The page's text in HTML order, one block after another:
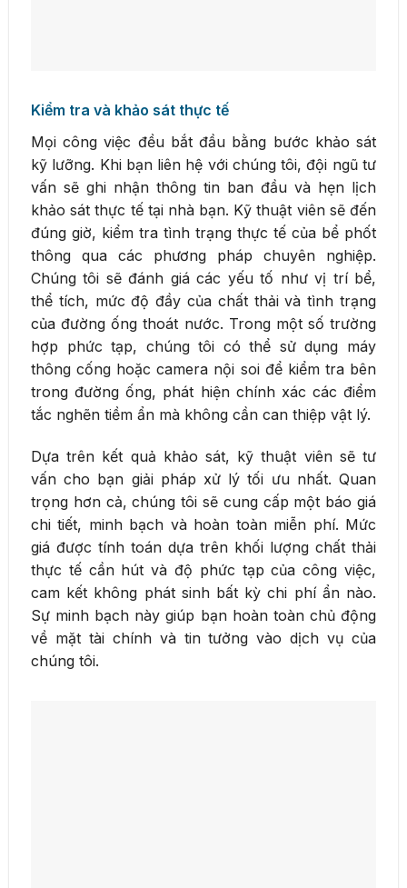
Kiểm tra và khảo sát thực tế
Mọi công việc đều bắt đầu bằng bước khảo sát
kỹ lưỡng. Khi bạn liên hệ với chúng tôi, đội ngũ tư
vấn sẽ ghi nhận thông tin ban đầu và hẹn lịch
khảo sát thực tế tại nhà bạn. Kỹ thuật viên sẽ đến
đúng giờ, kiểm tra tình trạng thực tế của bể phốt
thông qua các phương pháp chuyên nghiệp.
Chúng tôi sẽ đánh giá các yếu tố như vị trí bể,
thể tích, mức độ đầy của chất thải và tình trạng
của đường ống thoát nước. Trong một số trường
hợp phức tạp, chúng tôi có thể sử dụng máy
thông cống hoặc camera nội soi để kiểm tra bên
trong đường ống, phát hiện chính xác các điểm
tắc nghẽn tiềm ẩn mà không cần can thiệp vật lý.
Dựa trên kết quả khảo sát, kỹ thuật viên sẽ tư
vấn cho bạn giải pháp xử lý tối ưu nhất. Quan
trọng hơn cả, chúng tôi sẽ cung cấp một báo giá
chi tiết, minh bạch và hoàn toàn miễn phí. Mức
giá được tính toán dựa trên khối lượng chất thải
thực tế cần hút và độ phức tạp của công việc,
cam kết không phát sinh bất kỳ chi phí ẩn nào.
Sự minh bạch này giúp bạn hoàn toàn chủ động
về mặt tài chính và tin tưởng vào dịch vụ của
chúng tôi.